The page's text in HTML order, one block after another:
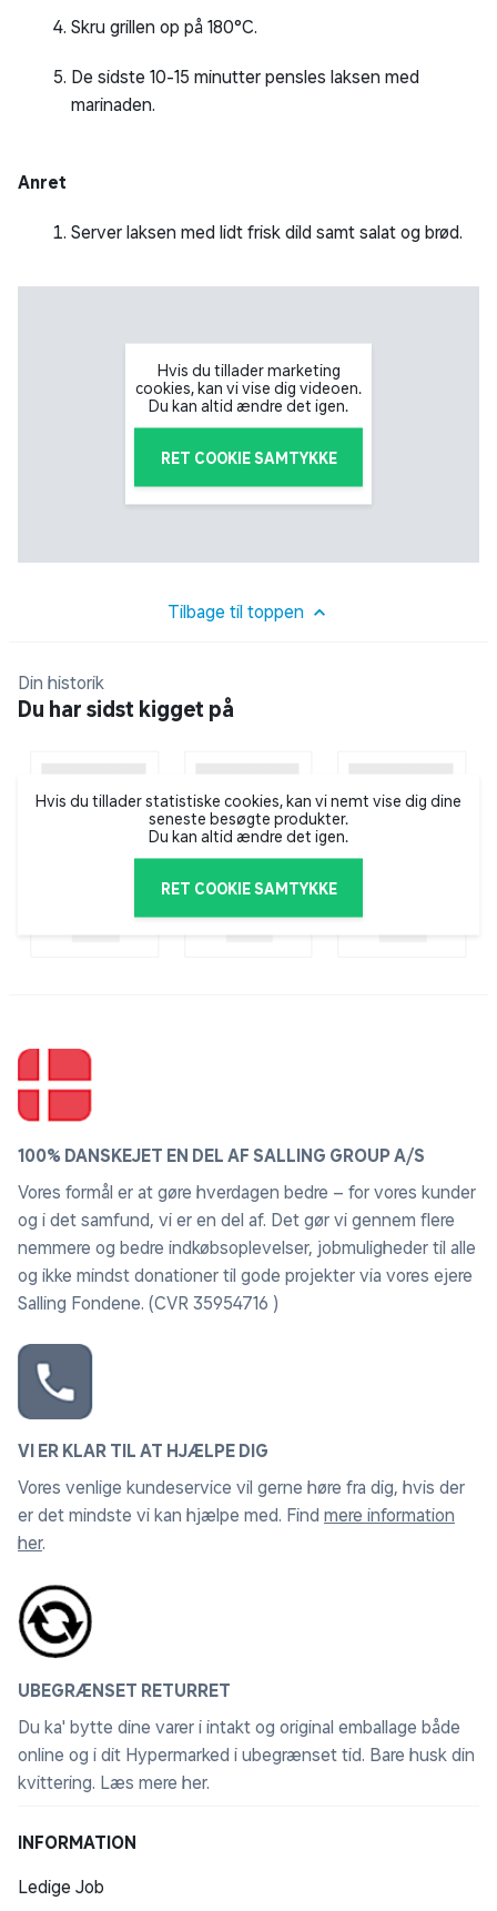
Skru grillen op på 180°C.
De sidste 10-15 minutter pensles laksen med
marinaden.
Anret
Server laksen med lidt frisk dild samt salat og brød.
Hvis du tillader marketing
cookies, kan vi vise dig videoen.
Du kan altid ændre det igen.
RET COOKIE SAMTYKKE
Tilbage til toppen
Din historik
Du har sidst kigget på
Hvis du tillader statistiske cookies, kan vi nemt vise dig dine
seneste besøgte produkter.
Du kan altid ændre det igen.
RET COOKIE SAMTYKKE
100% DANSKEJET EN DEL AF SALLING GROUP A/S
Vores formål er at gøre hverdagen bedre – for vores kunder
og i det samfund, vi er en del af. Det gør vi gennem flere
nemmere og bedre indkøbsoplevelser, jobmuligheder til alle
og ikke mindst donationer til gode projekter via vores ejere
Salling Fondene. (CVR 35954716 )
VI ER KLAR TIL AT HJÆLPE DIG
Vores venlige kundeservice vil gerne høre fra dig, hvis der
er det mindste vi kan hjælpe med. Find mere information
her.
UBEGRÆNSET RETURRET
Du ka' bytte dine varer i intakt og original emballage både
online og i dit Hypermarked i ubegrænset tid. Bare husk din
kvittering. Læs mere her.
INFORMATION
Ledige Job